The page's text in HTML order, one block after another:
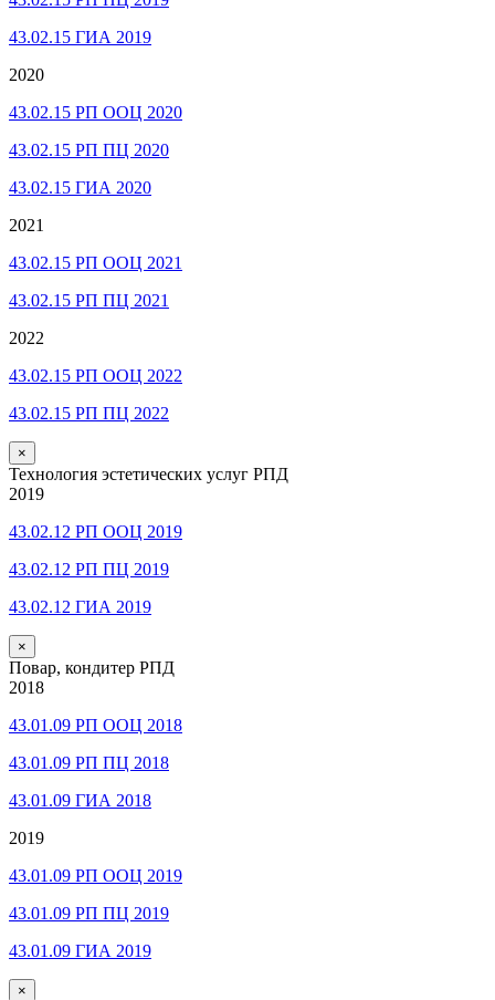
43.02.15 ГИА 2019
2020
43.02.15 РП ООЦ 2020
43.02.15 РП ПЦ 2020
43.02.15 ГИА 2020
2021
43.02.15 РП ООЦ 2021
43.02.15 РП ПЦ 2021
2022
43.02.15 РП ООЦ 2022
43.02.15 РП ПЦ 2022
×
Технология эстетических услуг РПД
2019
43.02.12 РП ООЦ 2019
43.02.12 РП ПЦ 2019
43.02.12 ГИА 2019
×
Повар, кондитер РПД
2018
43.01.09 РП ООЦ 2018
43.01.09 РП ПЦ 2018
43.01.09 ГИА 2018
2019
43.01.09 РП ООЦ 2019
43.01.09 РП ПЦ 2019
43.01.09 ГИА 2019
×